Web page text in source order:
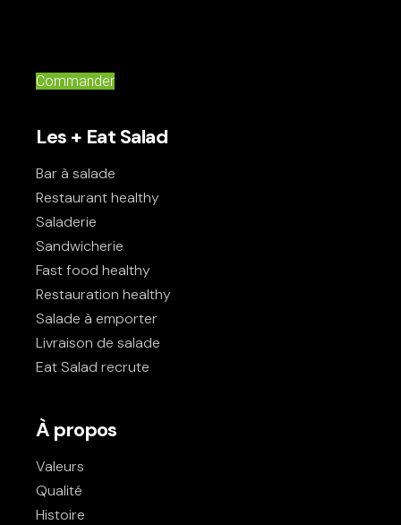
Commander
Les + Eat Salad
Bar à salade
Restaurant healthy
Saladerie
Sandwicherie
Fast food healthy
Restauration healthy
Salade à emporter
Livraison de salade
Eat Salad recrute
À propos
Valeurs
Qualité
Histoire